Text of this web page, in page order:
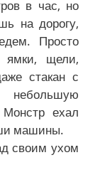
в час, но
на дорогу,
Просто
ямки, щели,
стакан с
ехал
машины.
своим ухом